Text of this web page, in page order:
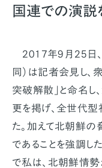
国連での演説
2017年9月25日、
同）は記者会見し、
突破解散」と命名
更を掲げ、全世代
た。加えて北朝鮮の
であることを強調し
で私は、北朝鮮情勢